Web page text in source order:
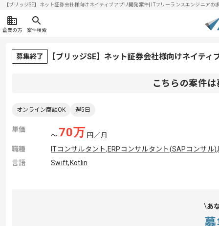
【ブリッジSE】ネット証券会社様向けネイティブアプリ開発案件| ITフリーランスエンジニア
企業の方 案件検索
募集終了 【ブリッジSE】ネット証券会社様向けネイテ
こちらの案件
オンライン商談OK 週5日
単価
〜70万 円／月
職種
ITコンサルタント,ERPコンサルタント(SAPコンサル),
言語
Swift, Kotlin
あ